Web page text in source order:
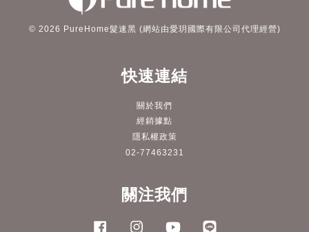
© 2026 PureHome髮速黑 (網站由愛玥國際有限公司代理經營)
快速連結
關於我們
經銷據點
隱私權政策
02-77463231
關注我們
Facebook Instagram YouTube